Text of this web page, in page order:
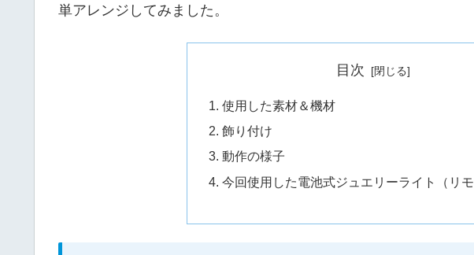
単アレンジしてみました。
目次
使用した素材＆機材
飾り付け
動作の様子
今回使用した電池式ジュエリーライト（リモ